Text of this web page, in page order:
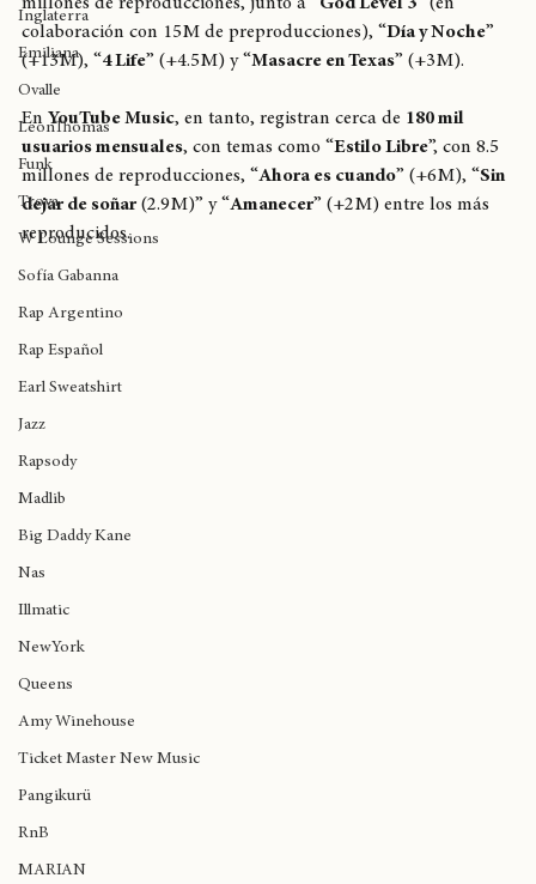
Birmingham
Inglaterra
Emiliana
Ovalle
LeonThomas
Funk
Trova
W Lounge Sessions
Sofía Gabanna
Rap Argentino
Rap Español
Earl Sweatshirt
Jazz
Rapsody
Madlib
Big Daddy Kane
Nas
Illmatic
NewYork
Queens
Amy Winehouse
Ticket Master New Music
Pangikurü
RnB
reproducción figuran “Estilo Libre”, que supera los 34
millones de reproducciones, junto a “God Level 3” (en
colaboración con 15M de preproducciones), “Día y Noche
(+13M), “
En YouTube Music, en tanto, registran cerca de 180 mil
usuarios mensuales, con temas como “ Estilo Libre”, con 8.5
millones de reproducciones, “Ahora es cuando” (+6M), “Sin
dejar de soñar (2.9M)” y “
reproducidos.